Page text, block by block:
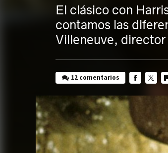
El clásico con
contamos las
Villeneuve,
12 comentarios